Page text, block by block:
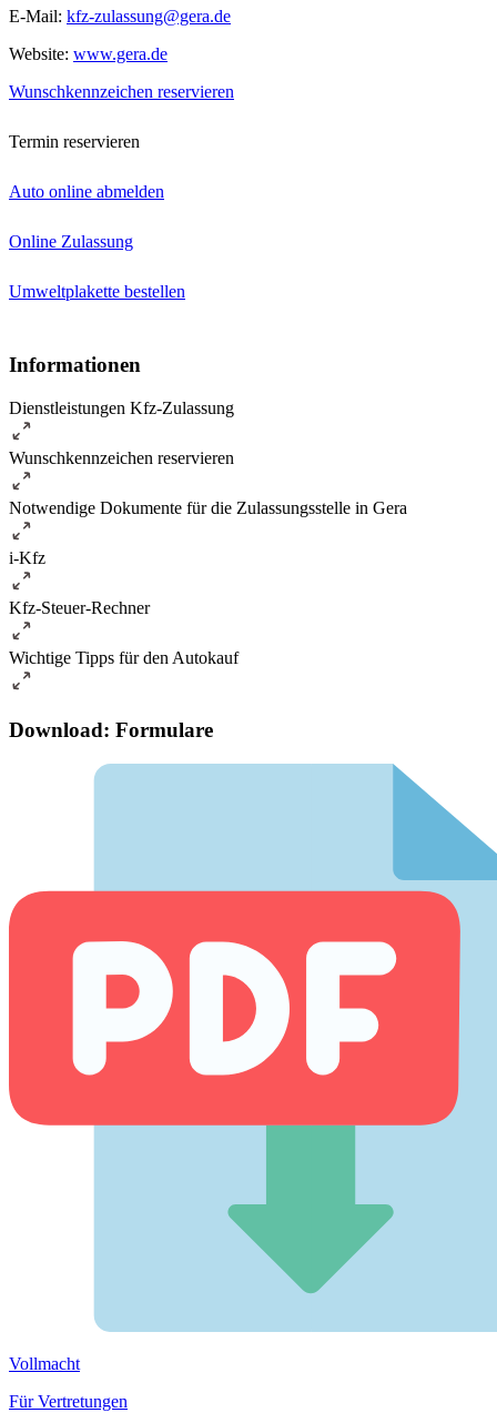
E-Mail: kfz-zulassung@gera.de
Website: www.gera.de
Wunschkennzeichen reservieren
Termin reservieren
Auto online abmelden
Online Zulassung
Umweltplakette bestellen
Informationen
Dienstleistungen Kfz-Zulassung
Wunschkennzeichen reservieren
Notwendige Dokumente für die Zulassungsstelle in Gera
i-Kfz
Kfz-Steuer-Rechner
Wichtige Tipps für den Autokauf
Download: Formulare
Vollmacht
Für Vertretungen